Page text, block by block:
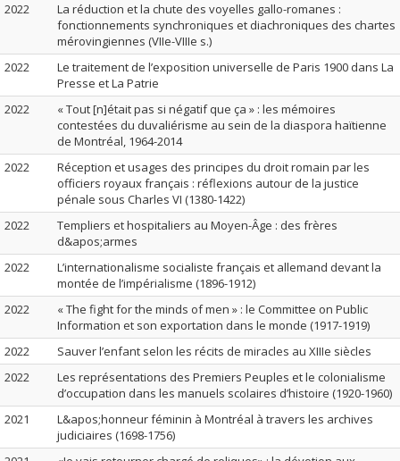
2022
La réduction et la chute des voyelles gallo-romanes :
fonctionnements synchroniques et diachroniques des chartes
mérovingiennes (VIIe-VIIIe s.)
2022
Le traitement de l’exposition universelle de Paris 1900 dans La
Presse et La Patrie
2022
« Tout [n]était pas si négatif que ça » : les mémoires
contestées du duvaliérisme au sein de la diaspora haïtienne
de Montréal, 1964-2014
2022
Réception et usages des principes du droit romain par les
officiers royaux français : réflexions autour de la justice
pénale sous Charles VI (1380-1422)
2022
Templiers et hospitaliers au Moyen-Âge : des frères
d&apos;armes
2022
L’internationalisme socialiste français et allemand devant la
montée de l’impérialisme (1896-1912)
2022
« The fight for the minds of men » : le Committee on Public
Information et son exportation dans le monde (1917-1919)
2022
Sauver l’enfant selon les récits de miracles au XIIIe siècles
2022
Les représentations des Premiers Peuples et le colonialisme
d’occupation dans les manuels scolaires d’histoire (1920-1960)
2021
L&apos;honneur féminin à Montréal à travers les archives
judiciaires (1698-1756)